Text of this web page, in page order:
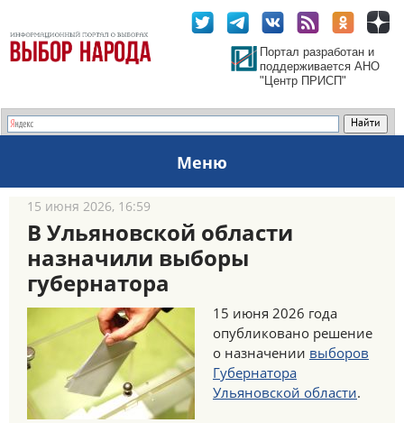
Портал разработан и
поддерживается АНО
"Центр ПРИСП"
Меню
15 июня 2026, 16:59
В Ульяновской области
назначили выборы
губернатора
15 июня 2026 года
опубликовано решение
о назначении выборов
Губернатора
Ульяновской области.